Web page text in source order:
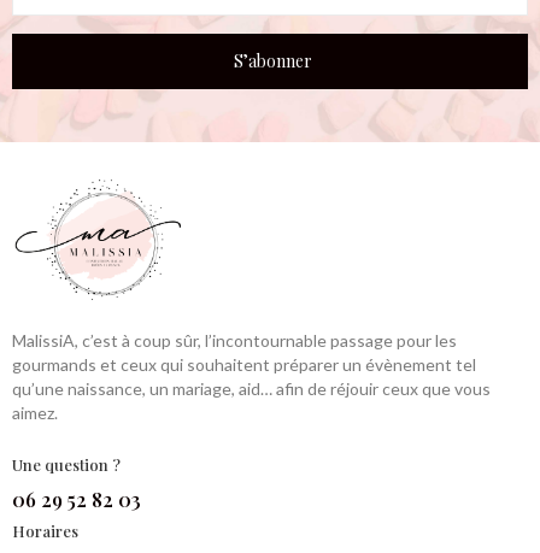
S’abonner
MalissiA, c’est à coup sûr, l’incontournable passage pour les
gourmands et ceux qui souhaitent préparer un évènement tel
qu’une naissance, un mariage, aid… afin de réjouir ceux que vous
aimez.
Une question ?
06 29 52 82 03
Horaires